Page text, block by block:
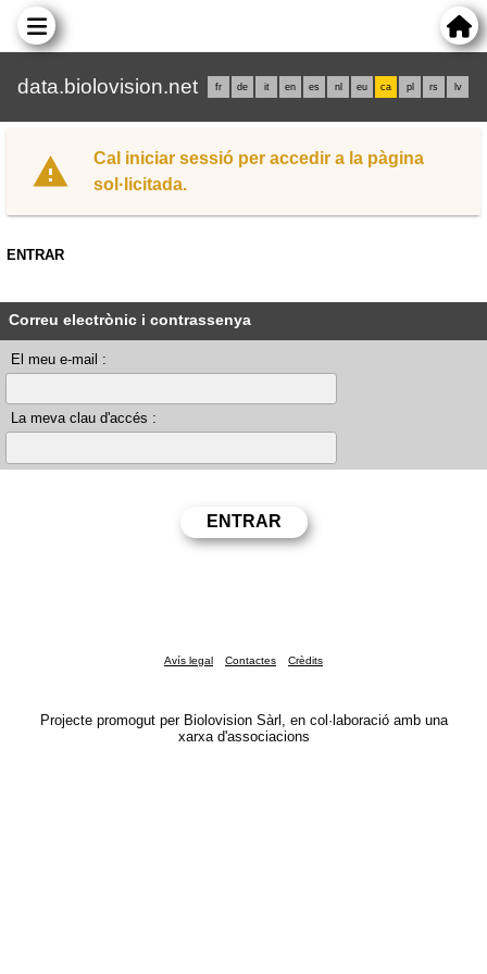
data.biolovision.net fr de it en es nl eu ca pl rs lv
Cal iniciar sessió per accedir a la pàgina
sol·licitada.
ENTRAR
Correu electrònic i contrassenya
El meu e-mail :
La meva clau d'accés :
Avís legal Contactes Crèdits
Projecte promogut per Biolovision Sàrl, en col·laboració amb una
xarxa d'associacions